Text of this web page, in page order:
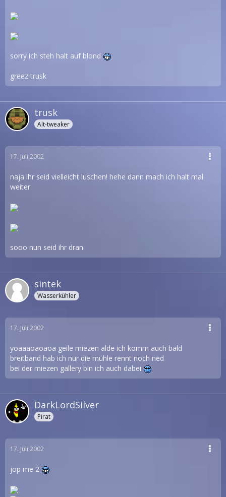
sorry ich steh halt auf blond
greez trusk
trusk
Alt-tweaker
17. Juli 2002
naja ihr seid vielleicht luschen! hehe dann mach ich halt mal
weiter:
sooo nun seid ihr dran
sintek
Wasserkühler
17. Juli 2002
yoaaaoaoaoa geile miezen alde ich komm auch bald
breitband hab ich nur die mühle rennt noch ned
bei der miezen gallery bin ich auch dabei
DarkLordSilver
Pirat
17. Juli 2002
jop me 2